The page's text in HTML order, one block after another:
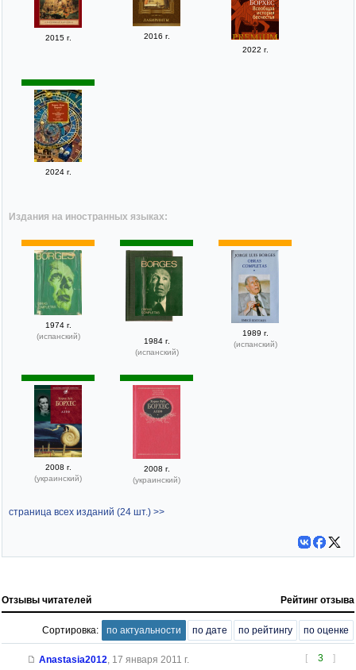
2015 г.
2016 г.
2022 г.
2024 г.
Издания на иностранных языках:
1974 г.
(испанский)
1984 г.
(испанский)
1989 г.
(испанский)
2008 г.
(украинский)
2008 г.
(украинский)
страница всех изданий (24 шт.) >>
Отзывы читателей Рейтинг отзыва
Сортировка: по актуальности по дате по рейтингу по оценке
[ 3 ]
Anastasia2012 17 января 2011 г.